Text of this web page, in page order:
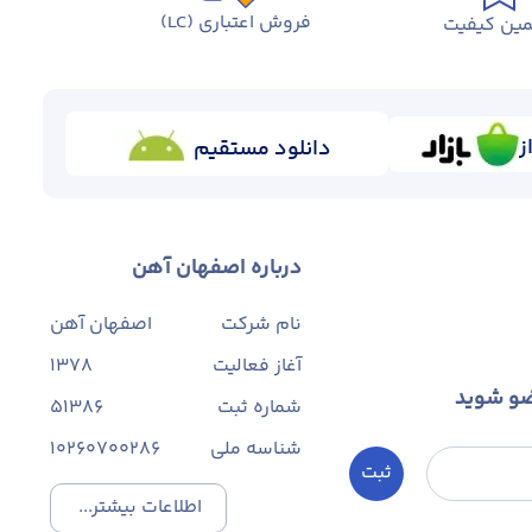
کیفیت فروش اعتباری (LC)
دانلود مستقیم
شوید
ثبت
درباره اصفهان آهن
نام شرکت
اصفهان آهن
آغاز فعالیت
1378
شماره ثبت
۵۱۳۸۶
شناسه ملی
10260700286
اطلاعات بیشتر...